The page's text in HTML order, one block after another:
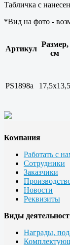
Табличка с
*Вид на фото -
Артикул
Размер,
см
PS1898a 17,5x13,5
Компания
Работать с
Сотрудники
Заказчики
Новости
Реквизиты
Виды
Награды,